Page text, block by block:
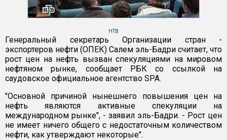
НТВ
Генеральный секретарь Организации стран -
экспортеров нефти (ОПЕК) Салем эль-Бадри считает, что
рост цен на нефть вызван спекуляциями на мировом
нефтяном рынке, сообщает РБК со ссылкой на
саудовское официальное агентство SPA.
"Основной причиной нынешнего повышения цен на
нефть являются активные спекуляции на
международном рынке", - заявил эль-Бадри. - Рост цен
не имеет ничего общего с недостаточным количеством
нефти, как утверждают некоторые".